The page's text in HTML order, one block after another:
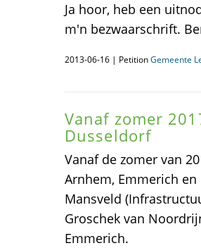
Ja hoor, heb een
m'n bezwaarschrift.
2013-06-16 | PetitionGemeente
Vanaf zomer
Dusseldorf
Vanaf de zomer van
Arnhem, Emmerich
Mansveld
Groschek van
Emmerich.